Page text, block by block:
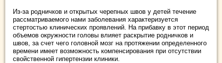
Из-за родничков и открытых черепных швов у детей течение
рассматриваемого нами заболевания характеризуется
стертостью клинических проявлений. На прибавку в этот период
объемов окружности головы влияет раскрытие родничков и
швов, за счет чего головной мозг на протяжении определенного
времени имеет возможность компенсирования при отсутствии
свойственной гипертензии клиники.